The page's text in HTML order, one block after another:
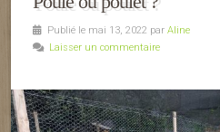
Publié le mai 13, 2022 par Aline
Laisser un commentaire